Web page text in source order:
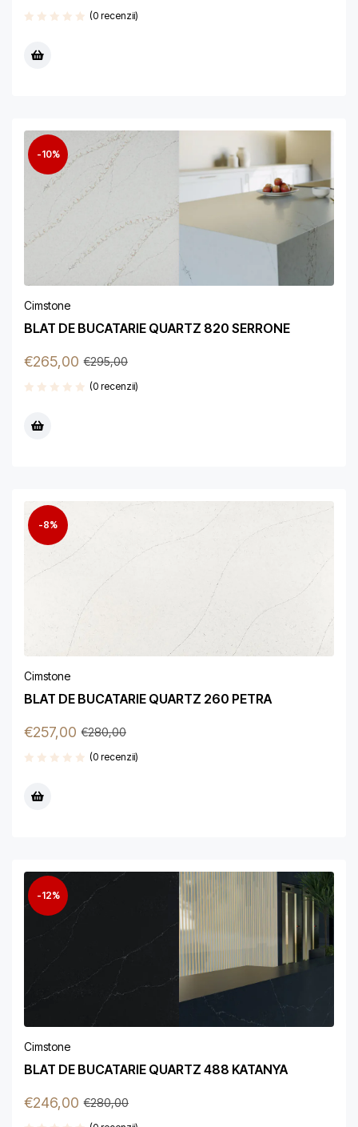
(0 recenzii)
-10%
Cimstone
BLAT DE BUCATARIE QUARTZ 820 SERRONE
€295,00
€265,00
(0 recenzii)
-8%
Cimstone
BLAT DE BUCATARIE QUARTZ 260 PETRA
€280,00
€257,00
(0 recenzii)
-12%
Cimstone
BLAT DE BUCATARIE QUARTZ 488 KATANYA
€280,00
€246,00